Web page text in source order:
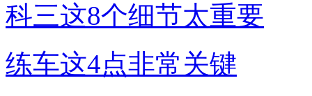
科三这8个细节太重要
练车这4点非常关键